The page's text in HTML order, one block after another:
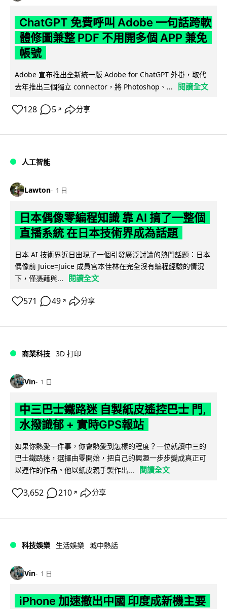
ChatGPT 免費呼叫 Adobe 一句話跨軟
體修圖兼整 PDF 不用開多個 APP 兼免
帳號
Adobe 宣布推出全新統一版 Adobe for ChatGPT 外掛，取代
去年推出三個獨立 connector，將 Photoshop、...
閱讀全文
128 5 ↗ 分享
人工智能
Lawton 1 日
日本偶像零編程知識 靠 AI 搞了一整個
直播系統 在日本技術界成為話題
日本 AI 技術界近日出現了一個引發廣泛討論的熱門話題：日本
偶像前 Juice=Juice 成員宮本佳林在完全沒有編程經驗的情況
下，僅憑藉與...
閱讀全文
571 49 ↗ 分享
商業科技 3D 打印
Vin 1 日
中三巴士鐵路迷 自製紙皮遙控巴士 門,
水撥識郁 + 實時GPS報站
如果你熱愛一件事，你會熱愛到怎樣的程度？一位就讀中三的
巴士鐵路迷，選擇由零開始，把自己的興趣一步步變成真正可
以運作的作品。他以紙皮親手製作出...
閱讀全文
3,652 210 ↗ 分享
科技娛樂 生活娛樂 城中熱話
Vin 1 日
iPhone 加速撤出中國 印度成新機主要